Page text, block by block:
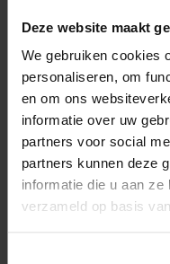
Deze website maakt
We gebruiken cookies
personaliseren, om
en om ons
informatie over uw
partners voor social
partners kunnen deze
informatie die u aan
verzameld op basis
verlengde derde
structuur betreft
(uitgestorven
stuwde
zoals pinguïns dat
lange nek om
verrassingsaanval
liep hij, zo leiden
heupstructuren,